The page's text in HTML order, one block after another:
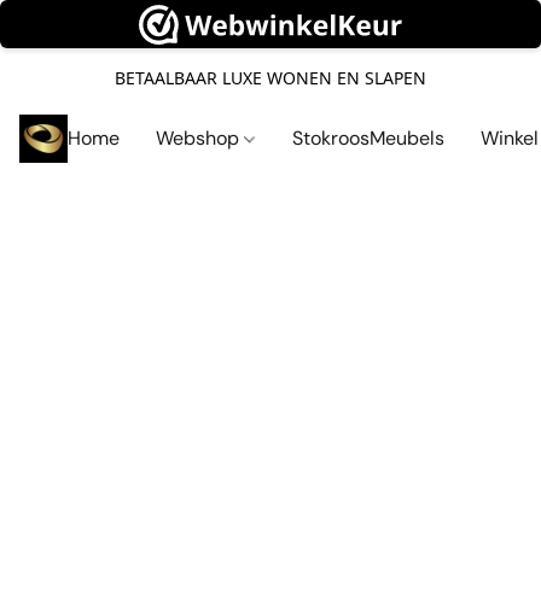
BETAALBAAR LUXE WONEN EN SLAPEN
Home Webshop StokroosMeubels